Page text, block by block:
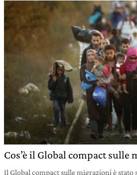
Cos’è il Global compact sulle
Il Global compact sulle migrazioni è stato